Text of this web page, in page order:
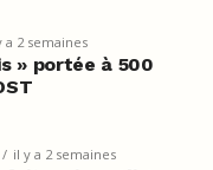
a 2 semaines
» portée à 500
il y a 2 semaines